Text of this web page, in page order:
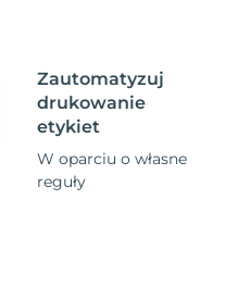
Zautomatyzuj
drukowanie
etykiet
W oparciu o własne
reguły